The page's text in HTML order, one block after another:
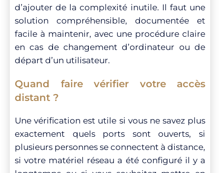
d’ajouter de la complexité inutile. Il faut une
solution compréhensible, documentée et
facile à maintenir, avec une procédure claire
en cas de changement d’ordinateur ou de
départ d’un utilisateur.
Quand faire vérifier votre accès
distant ?
Une vérification est utile si vous ne savez plus
exactement quels ports sont ouverts, si
plusieurs personnes se connectent à distance,
si votre matériel réseau a été configuré il y a